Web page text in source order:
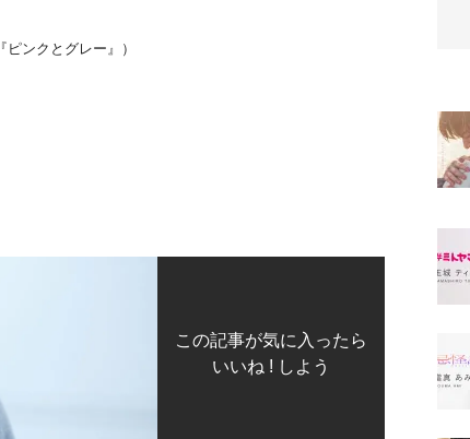
ンクとグレー』）
この記事が気に入ったら
いいね ! しよう